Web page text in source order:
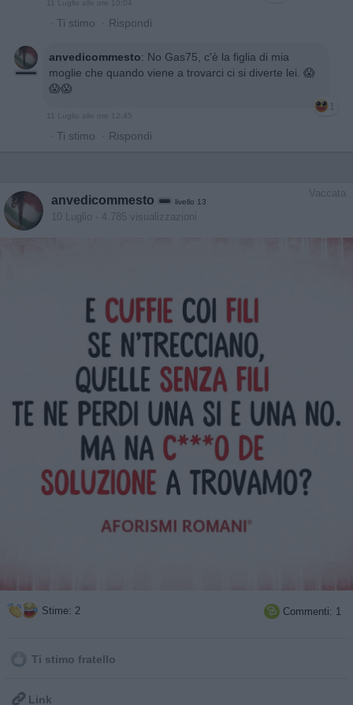
· Ti stimo · Rispondi
anvedicommesto: No Gas75, c'è la figlia di mia
moglie che quando viene a trovarci ci si diverte lei. 😱
😱😱
1
· Ti stimo · Rispondi
Vaccata
anvedicommesto livello 13
10 Luglio - 4.785 visualizzazioni
Stime: 2  Commenti: 1
Ti stimo fratello
 Link